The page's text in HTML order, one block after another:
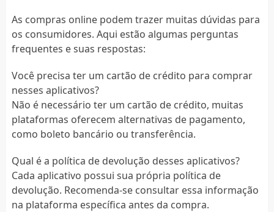
As compras online podem trazer muitas dúvidas para
os consumidores. Aqui estão algumas perguntas
frequentes e suas respostas:
Você precisa ter um cartão de crédito para comprar
nesses aplicativos?
Não é necessário ter um cartão de crédito, muitas
plataformas oferecem alternativas de pagamento,
como boleto bancário ou transferência.
Qual é a política de devolução desses aplicativos?
Cada aplicativo possui sua própria política de
devolução. Recomenda-se consultar essa informação
na plataforma específica antes da compra.